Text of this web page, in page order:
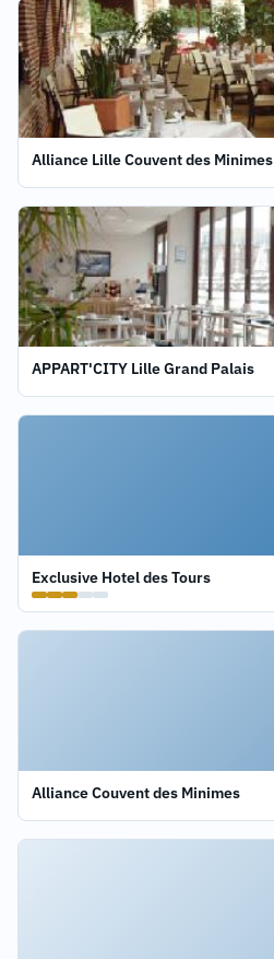
Alliance Lille Couvent des Minimes
APPART'CITY Lille Grand Palais
Exclusive Hotel des Tours
Alliance Couvent des Minimes